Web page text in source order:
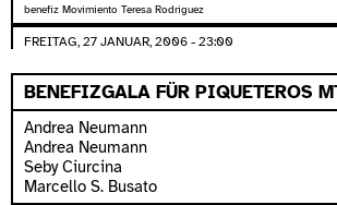
benefiz Movimiento Teresa Rodriguez
FREITAG, 27 JANUAR, 2006 - 23:00
BENEFIZGALA FÜR PIQUETEROS
Andrea Neumann
Andrea Neumann
Seby Ciurcina
Marcello S. Busato